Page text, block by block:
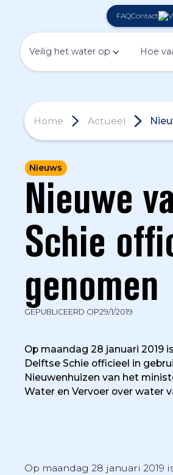
FAQContact
Veilig het water op Hoe
Home Actueel
Nieuws
Nieuwe
Schie
genomen
GEPUBLICEERD OP29/1/2019
Op maandag 28 januari 2019
Delftse Schie officieel in
Nieuwenhuizen van het
Water en Vervoer over water
Op maandag 28 januari